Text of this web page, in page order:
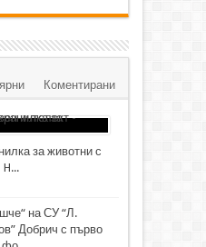
Коментирани
за животни с
на СУ “Л.
Добрич с първо